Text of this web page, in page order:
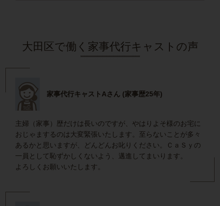
大田区で働く家事代行キャストの声
家事代行キャストAさん (家事歴25年)
主婦（家事）歴だけは長いのですが、やはりよそ様のお宅に
おじゃまするのは大変緊張いたします。至らないことが多々
あるかと思いますが、どんどんお叱りください。ＣａＳｙの
一員として恥ずかしくないよう、邁進してまいります。
よろしくお願いいたします。